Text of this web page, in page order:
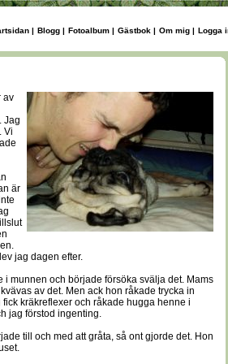
| Blogg | Fotoalbum | Gästbok | Om mig | Logga
av
Jag
Vi
är
jag dagen efter.
i munnen och började försöka svälja det. Mams
av det. Men ack hon råkade trycka in
kräkreflexer och råkade hugga henne i
jag förstod ingenting.
till och med att gråta, så ont gjorde det. Hon